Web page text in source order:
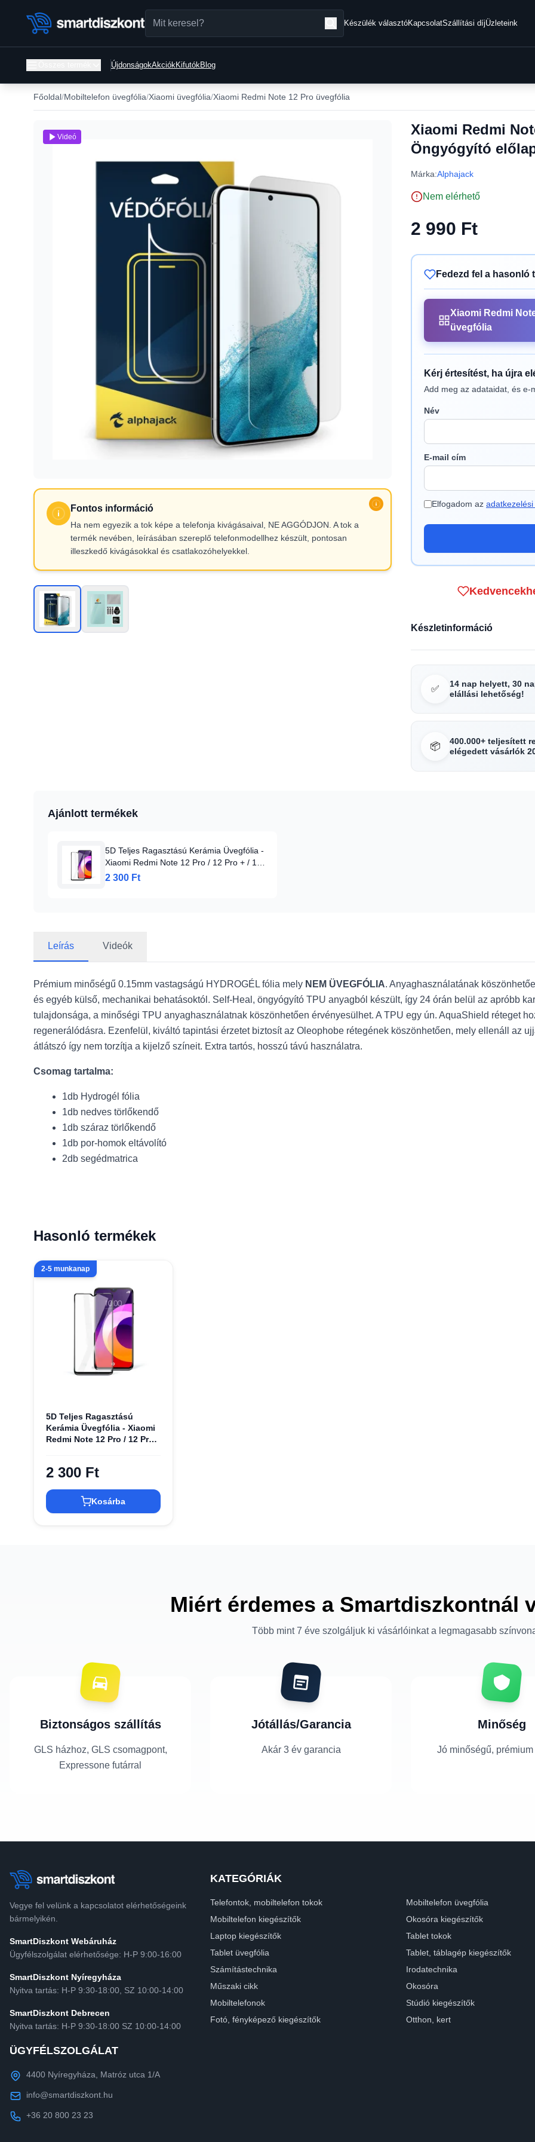
Készülék választóKapcsolatSzállítási díjÜzleteink
ÚjdonságokAkciókKifutókBlog
Főoldal Mobiltelefon üvegfólia Xiaomi üvegfólia Xiaomi Redmi Note 12 Pro üvegfólia
Fontos információ
Ha nem egyezik a tok képe a telefonja kivágásaival, NE AGGÓDJON. A tok a
termék nevében, leírásában szereplő telefonmodellhez készült, pontosan
illeszkedő kivágásokkal és csatlakozóhelyekkel.
Videó
Xiaomi Redmi
Öngyógyító
Márka:Alphajack
Nem elérhető
2 990 Ft
Fedezd fel a hasonló
Xiaomi Redmi
üvegfólia
Kérj értesítést, ha újra
Add meg az adataidat, és e-
Név
E-mail cím
Elfogadom az
Készletinformáció
✅
14 nap helyett, 30
elállási lehetőség!
📦
400.000+ teljesített
elégedett vásárlók
Ajánlott termékek
5D Teljes Ragasztású Kerámia Üvegfólia -
Xiaomi Redmi Note 12 Pro / 12 Pro + / 12
Explorer fekete üvegfólia
2 300 Ft
Leírás Videók
Prémium minőségű 0.15mm vastagságú HYDROGÉL fólia mely NEM ÜVEGFÓLIA. Anyaghasználatának
és egyéb külső, mechanikai behatásoktól. Self-Heal, öngyógyító TPU anyagból készült, így 24 órán belül az apróbb
tulajdonsága, a minőségi TPU anyaghasználatnak köszönhetően érvényesülhet. A TPU egy ún. AquaShield réteget
regenerálódásra. Ezenfelül, kiváltó tapintási érzetet biztosít az Oleophobe rétegének köszönhetően, mely ellenáll az
átlátszó így nem torzítja a kijelző színeit. Extra tartós, hosszú távú használatra.
Csomag tartalma:
1db Hydrogél fólia
1db nedves törlőkendő
1db száraz törlőkendő
1db por-homok eltávolító
2db segédmatrica
Hasonló termékek
2-5 munkanap
5D Teljes Ragasztású
Kerámia Üvegfólia - Xiaomi
Redmi Note 12 Pro / 12 Pro
2 300 Ft
Kosárba
Miért érdemes a Smartdiszkontnál
Több mint 7 éve szolgáljuk ki vásárlóinkat a legmagasabb
Biztonságos szállítás
GLS házhoz, GLS csomagpont,
Expressone futárral
Jótállás/Garancia
Akár 3 év garancia
Minőség
Jó minőségű, prémium
Vegye fel velünk a kapcsolatot elérhetőségeink
bármelyikén.
SmartDiszkont Webáruház
Ügyfélszolgálat elérhetősége: H-P 9:00-16:00
SmartDiszkont Nyíregyháza
Nyitva tartás: H-P 9:30-18:00, SZ 10:00-14:00
SmartDiszkont Debrecen
Nyitva tartás: H-P 9:30-18:00 SZ 10:00-14:00
ÜGYFÉLSZOLGÁLAT
4400 Nyíregyháza, Matróz utca 1/A
info@smartdiszkont.hu
+36 20 800 23 23
KATEGÓRIÁK
Telefontok, mobiltelefon tokok
Mobiltelefon üvegfólia
Mobiltelefon kiegészítők
Okosóra kiegészítők
Laptop kiegészítők
Tablet tokok
Tablet üvegfólia
Tablet, táblagép kiegészítők
Számítástechnika
Irodatechnika
Műszaki cikk
Okosóra
Mobiltelefonok
Stúdió kiegészítők
Fotó, fényképező kiegészítők
Otthon, kert